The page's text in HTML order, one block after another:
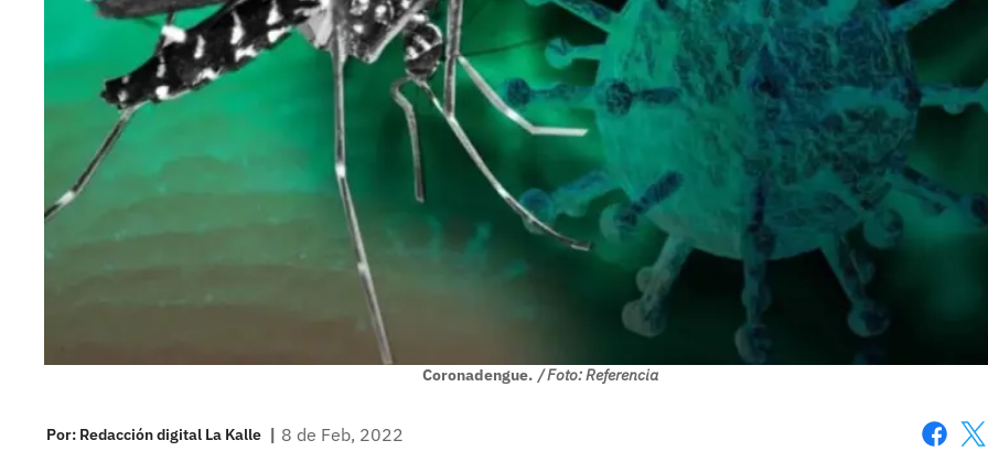
Coronadengue. / Foto: Referencia
Por: Redacción digital La Kalle | 8 de Feb, 2022